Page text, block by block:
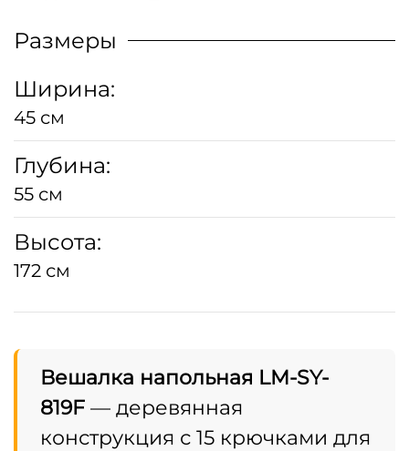
Размеры
Ширина:
45 см
Глубина:
55 см
Высота:
172 см
Вешалка напольная LM-SY-
819F — деревянная
конструкция с 15 крючками для